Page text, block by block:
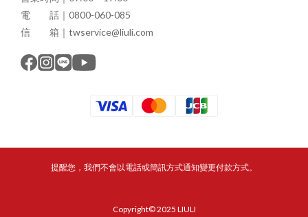
電 話｜0800-060-085
信 箱｜twservice@liuli.com
提醒您，我們不會以電話或簡訊方式通知變更付款方式。
Copyright© 2025 LIULI